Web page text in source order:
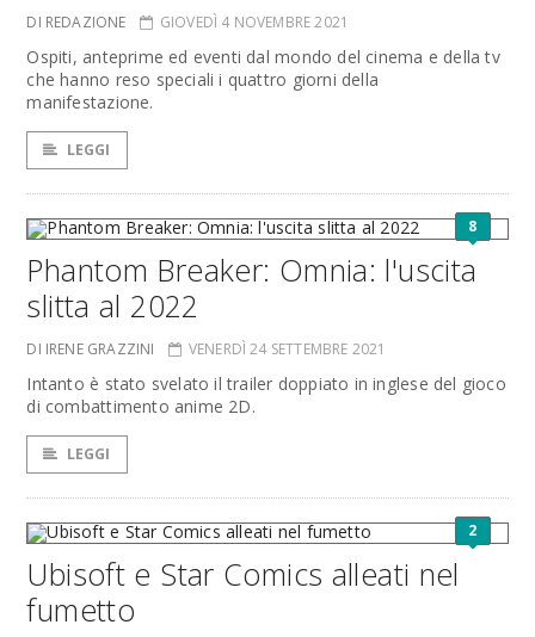
DI REDAZIONE GIOVEDÌ 4 NOVEMBRE 2021
Ospiti, anteprime ed eventi dal mondo del cinema e della tv
che hanno reso speciali i quattro giorni della
manifestazione.
LEGGI
8
Phantom Breaker: Omnia: l'uscita
slitta al 2022
DI IRENE GRAZZINI VENERDÌ 24 SETTEMBRE 2021
Intanto è stato svelato il trailer doppiato in inglese del gioco
di combattimento anime 2D.
LEGGI
2
Ubisoft e Star Comics alleati nel
fumetto